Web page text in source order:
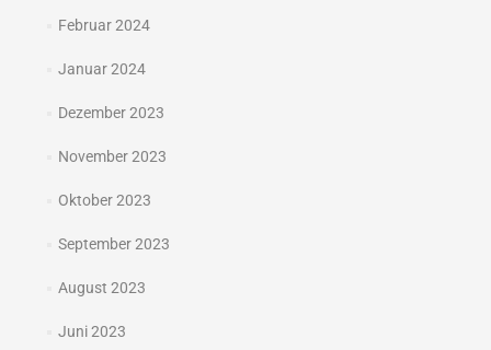
Februar 2024
Januar 2024
Dezember 2023
November 2023
Oktober 2023
September 2023
August 2023
Juni 2023